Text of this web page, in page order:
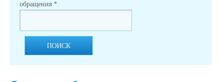
обращения *
ПОИСК